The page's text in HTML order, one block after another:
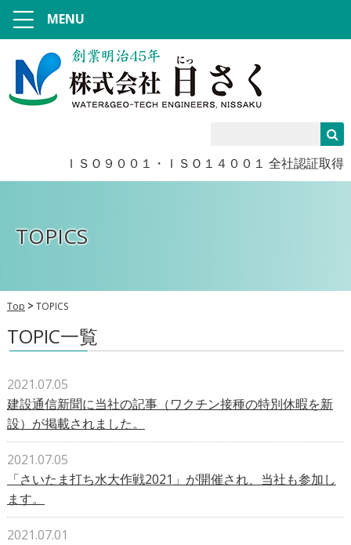
ＩＳＯ９００１・ＩＳＯ１４００１ 全社認証取得
MENU
TOPICS
Top TOPICS
TOPIC一覧
2021.07.05
建設通信新聞に当社の記事（ワクチン接種の特別休暇を新
設）が掲載されました。
2021.07.05
「さいたま打ち水大作戦2021」が開催され、当社も参加し
ます。
2021.07.01